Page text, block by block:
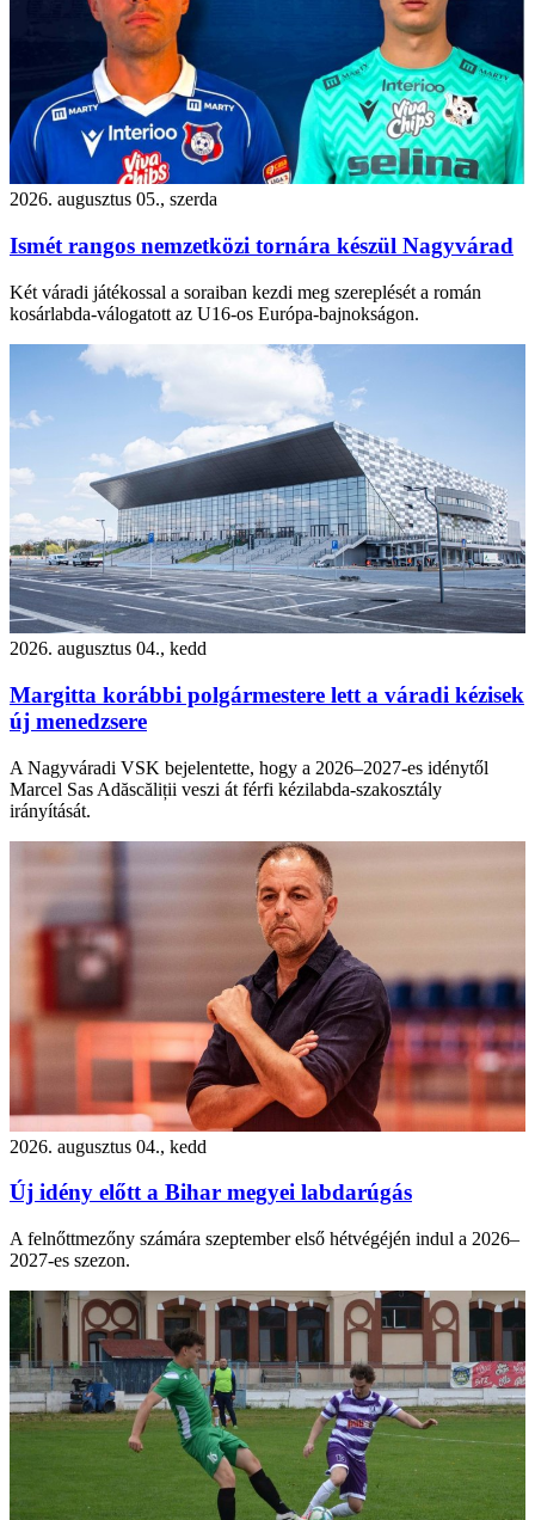
2026. augusztus 05., szerda
Ismét rangos nemzetközi tornára készül Nagyvárad
Két váradi játékossal a soraiban kezdi meg szereplését a román
kosárlabda-válogatott az U16-os Európa-bajnokságon.
2026. augusztus 04., kedd
Margitta korábbi polgármestere lett a váradi kézisek
új menedzsere
A Nagyváradi VSK bejelentette, hogy a 2026–2027-es idénytől
Marcel Sas Adăscăliții veszi át férfi kézilabda-szakosztály
irányítását.
2026. augusztus 04., kedd
Új idény előtt a Bihar megyei labdarúgás
A felnőttmezőny számára szeptember első hétvégéjén indul a 2026–
2027-es szezon.